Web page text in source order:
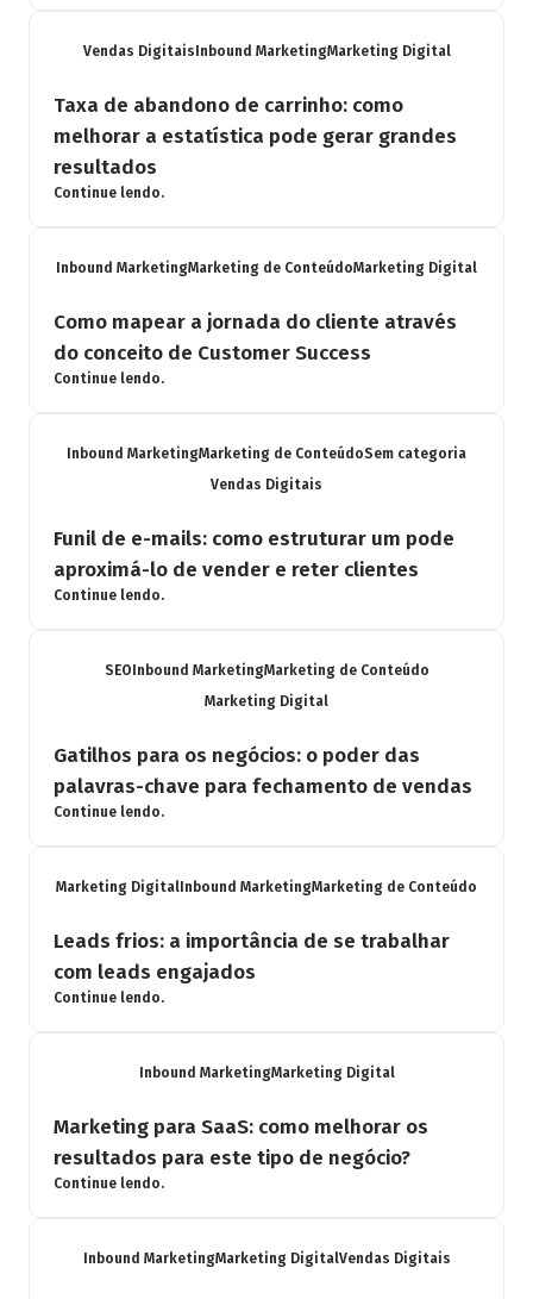
Vendas Digitais Inbound MarketingMarketing Digital
Taxa de abandono de carrinho: como
melhorar a estatística pode gerar grandes
resultados
Continue lendo.
Inbound MarketingMarketing de ConteúdoMarketing Digital
Como mapear a jornada do cliente através
do conceito de Customer Success
Continue lendo.
Inbound MarketingMarketing de ConteúdoSem categoria
Vendas Digitais
Funil de e-mails: como estruturar um pode
aproximá-lo de vender e reter clientes
Continue lendo.
SEO Inbound MarketingMarketing de Conteúdo
Marketing Digital
Gatilhos para os negócios: o poder das
palavras-chave para fechamento de vendas
Continue lendo.
Marketing Digital Inbound MarketingMarketing de Conteúdo
Leads frios: a importância de se trabalhar
com leads engajados
Continue lendo.
Inbound MarketingMarketing Digital
Marketing para SaaS: como melhorar os
resultados para este tipo de negócio?
Continue lendo.
Inbound MarketingMarketing DigitalVendas Digitais